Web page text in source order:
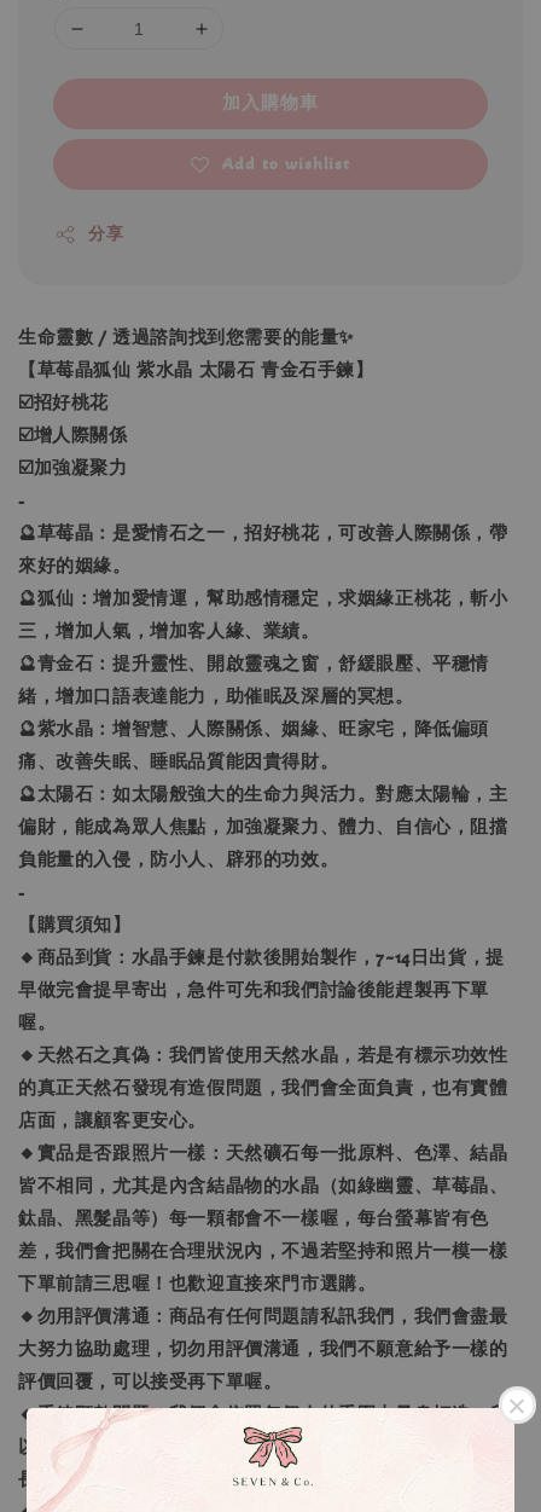
加入購物車
Add to wishlist
分享
生命靈數 / 透過諮詢找到您需要的能量✨
【草莓晶狐仙 紫水晶 太陽石 青金石手鍊】
☑️招好桃花
☑️增人際關係
☑️加強凝聚力
-
🔮草莓晶：是愛情石之一，招好桃花，可改善人際關係，帶
來好的姻緣。
🔮狐仙：增加愛情運，幫助感情穩定，求姻緣正桃花，斬小
三，增加人氣，增加客人緣、業績。
🔮青金石：提升靈性、開啟靈魂之窗，舒緩眼壓、平穩情
緒，增加口語表達能力，助催眠及深層的冥想。
🔮紫水晶：增智慧、人際關係、姻緣、旺家宅，降低偏頭
痛、改善失眠、睡眠品質能因貴得財。
🔮太陽石：如太陽般強大的生命力與活力。對應太陽輪，主
偏財，能成為眾人焦點，加強凝聚力、體力、自信心，阻擋
負能量的入侵，防小人、辟邪的功效。
-
【購買須知】
🔸商品到貨：水晶手鍊是付款後開始製作，7~14日出貨，提
早做完會提早寄出，急件可先和我們討論後能趕製再下單
喔。
🔸天然石之真偽：我們皆使用天然水晶，若是有標示功效性
的真正天然石發現有造假問題，我們會全面負責，也有實體
店面，讓顧客更安心。
🔸實品是否跟照片一樣：天然礦石每一批原料、色澤、結晶
皆不相同，尤其是內含結晶物的水晶（如綠幽靈、草莓晶、
鈦晶、黑髮晶等）每一顆都會不一樣喔，每台螢幕皆有色
差，我們會把關在合理狀況內，不過若堅持和照片一模一樣
下單前請三思喔！也歡迎直接來門市選購。
🔸勿用評價溝通：商品有任何問題請私訊我們，我們會盡最
大努力協助處理，切勿用評價溝通，我們不願意給予一樣的
評價回覆，可以接受再下單喔。
🔸手鍊顆數問題：我們會依照每個人的手圍去量身打造，所
以長度不同每一條的水晶數量就會不同，以符合正常的手鍊
長度。